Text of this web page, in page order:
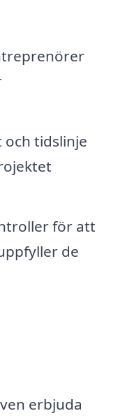
och tidslinje
för att
de
erbjuda